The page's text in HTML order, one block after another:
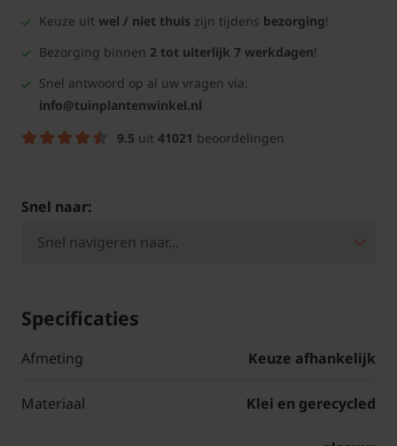
Keuze uit wel / niet thuis zijn tijdens bezorging!
Bezorging binnen 2 tot uiterlijk 7 werkdagen!
Snel antwoord op al uw vragen via:
info@tuinplantenwinkel.nl
9.5 uit 41021 beoordelingen
Snel naar:
Specificaties
Afmeting Keuze afhankelijk
Materiaal Klei en gerecycled